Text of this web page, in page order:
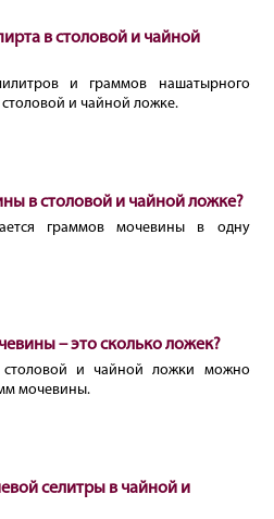
в столовой и чайной
и граммов нашатырного
и чайной ложке.
в столовой и чайной ложке?
граммов мочевины в одну
– это сколько ложек?
и чайной ложки можно
мочевины.
селитры в чайной и